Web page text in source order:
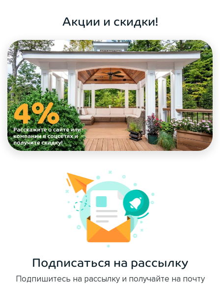
Акции и скидки!
Подписаться на рассылку
Подпишитесь на рассылку и получайте на почту